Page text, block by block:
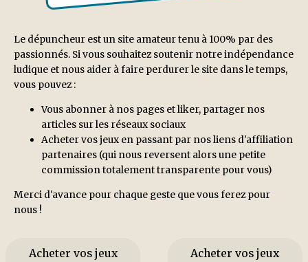
Le dépuncheur est un site amateur tenu à 100% par des
passionnés. Si vous souhaitez soutenir notre indépendance
ludique et nous aider à faire perdurer le site dans le temps,
vous pouvez :
Vous abonner à nos pages et liker, partager nos
articles sur les réseaux sociaux
Acheter vos jeux en passant par nos liens d'affiliation
partenaires (qui nous reversent alors une petite
commission totalement transparente pour vous)
Merci d'avance pour chaque geste que vous ferez pour
nous !
Acheter vos jeux
Acheter vos jeux